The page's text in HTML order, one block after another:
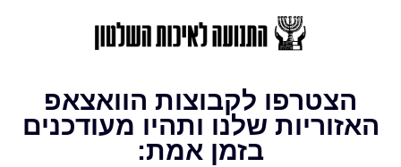
הצטרפו לקבוצות הוואצאפ
האזוריות שלנו ותהיו מעודכנים
בזמן אמת: